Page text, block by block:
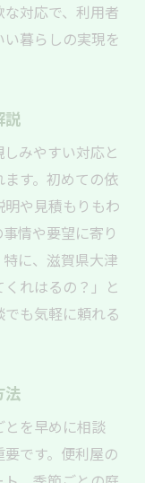
ビス内容
ント
軟性
とは
特徴
裕をプラス
ポイント
性をチェック
トを紹介
実感しよう
見極め方
適に
対応で、利用者
暮らしの実現を
説
みやすい対応と
す。初めての依
や見積もりもわ
情や要望に寄り
に、滋賀県大津
れはるの？」と
も気軽に頼れる
法
を早めに相談
です。便利屋の